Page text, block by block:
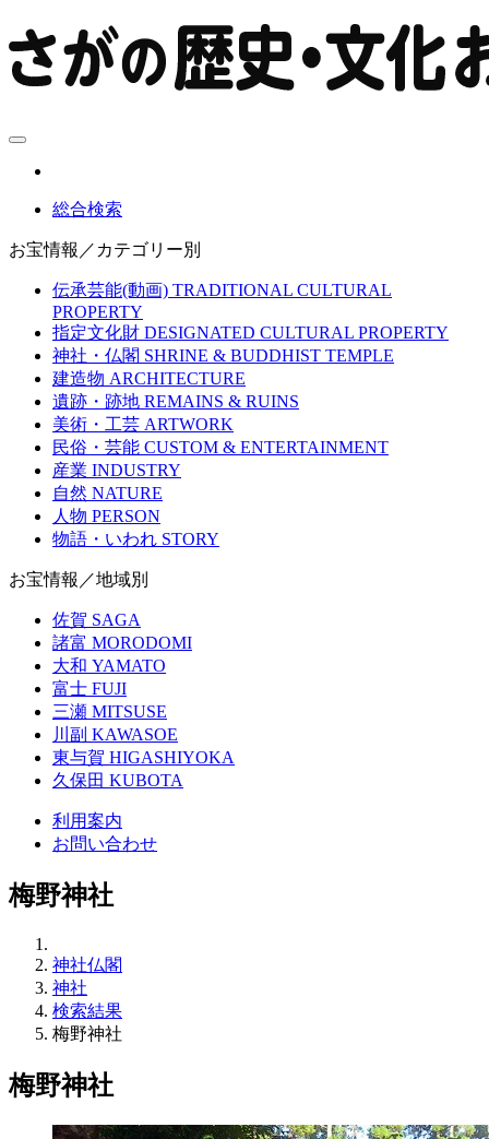
総合検索
お宝情報／カテゴリー別
伝承芸能(動画) TRADITIONAL CULTURAL
PROPERTY
指定文化財 DESIGNATED CULTURAL PROPERTY
神社・仏閣 SHRINE & BUDDHIST TEMPLE
建造物 ARCHITECTURE
遺跡・跡地 REMAINS & RUINS
美術・工芸 ARTWORK
民俗・芸能 CUSTOM & ENTERTAINMENT
産業 INDUSTRY
自然 NATURE
人物 PERSON
物語・いわれ STORY
お宝情報／地域別
佐賀 SAGA
諸富 MORODOMI
大和 YAMATO
富士 FUJI
三瀬 MITSUSE
川副 KAWASOE
東与賀 HIGASHIYOKA
久保田 KUBOTA
利用案内
お問い合わせ
梅野神社
神社仏閣
神社
検索結果
梅野神社
梅野神社